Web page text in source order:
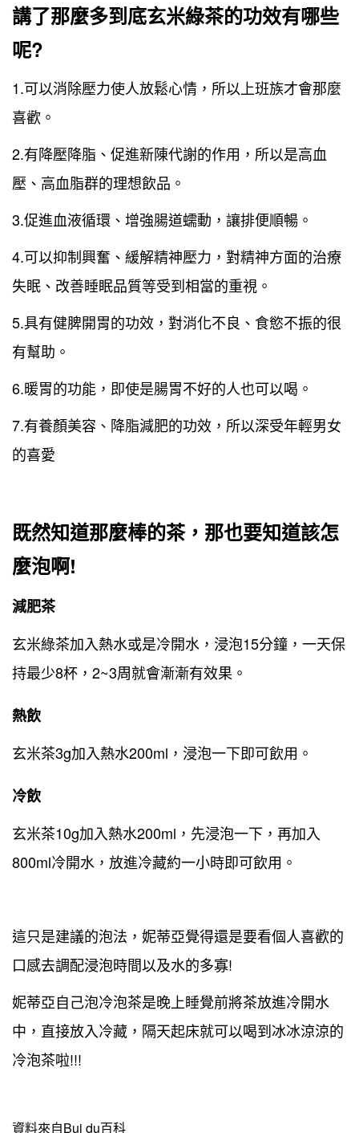
講了那麼多到底玄米綠茶的功效有哪些
呢?
1.可以消除壓力使人放鬆心情，所以上班族才會那麼
喜歡。
2.有降壓降脂、促進新陳代謝的作用，所以是高血
壓、高血脂群的理想飲品。
3.促進血液循環、增強腸道蠕動，讓排便順暢。
4.可以抑制興奮、緩解精神壓力，對精神方面的治療
失眠、改善睡眠品質等受到相當的重視。
5.具有健脾開胃的功效，對消化不良、食慾不振的很
有幫助。
6.暖胃的功能，即使是腸胃不好的人也可以喝。
7.有養顏美容、降脂減肥的功效，所以深受年輕男女
的喜愛
既然知道那麼棒的茶，那也要知道該怎
麼泡啊!
減肥茶
玄米綠茶加入熱水或是冷開水，浸泡15分鐘，一天保
持最少8杯，2~3周就會漸漸有效果。
熱飲
玄米茶3g加入熱水200ml，浸泡一下即可飲用。
冷飲
玄米茶10g加入熱水200ml，先浸泡一下，再加入
800ml冷開水，放進冷藏約一小時即可飲用。
這只是建議的泡法，妮蒂亞覺得還是要看個人喜歡的
口感去調配浸泡時間以及水的多寡!
妮蒂亞自己泡冷泡茶是晚上睡覺前將茶放進冷開水
中，直接放入冷藏，隔天起床就可以喝到冰冰涼涼的
冷泡茶啦!!!
資料來自Bui du百科